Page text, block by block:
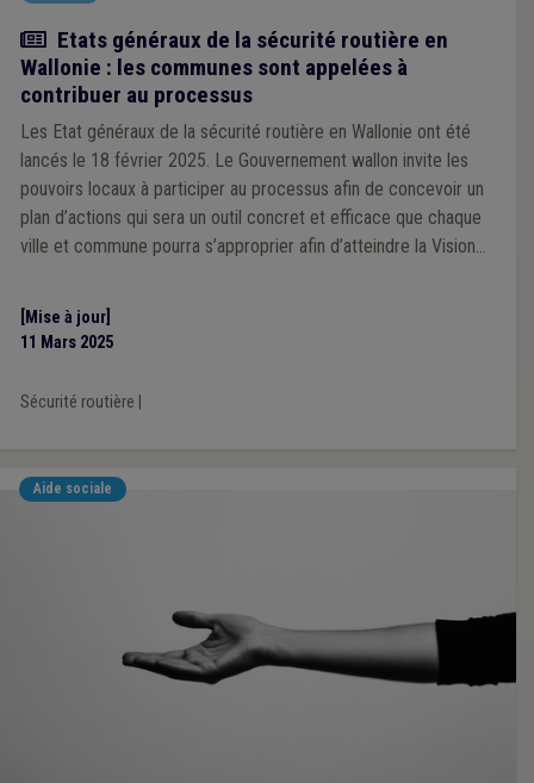
Actualité
Etats généraux de la sécurité routière en
Wallonie : les communes sont appelées à
contribuer au processus
Les Etat généraux de la sécurité routière en Wallonie ont été
lancés le 18 février 2025. Le Gouvernement wallon invite les
pouvoirs locaux à participer au processus afin de concevoir un
plan d’actions qui sera un outil concret et efficace que chaque
ville et commune pourra s’approprier afin d’atteindre la Vision
[Mise à jour]
11 Mars 2025
Sécurité routière
Aide sociale